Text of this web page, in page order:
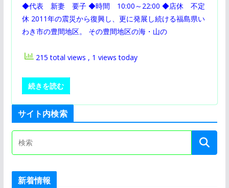
◆代表 新妻 要子 ◆時間 10:00～22:00 ◆店休 不定
休 2011年の震災から復興し、更に発展し続ける福島県い
わき市の豊間地区。 その豊間地区の海・山の
215 total views , 1 views today
続きを読む
サイト内検索
新着情報